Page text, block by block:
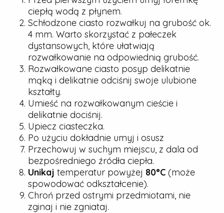
ciepłą wodą z płynem.
Schłodzone ciasto rozwałkuj na grubość ok.
4 mm. Warto skorzystać z pałeczek
dystansowych, które ułatwiają
rozwałkowanie na odpowiednią grubość.
Rozwałkowane ciasto posyp delikatnie
mąką i delikatnie odciśnij swoje ulubione
kształty.
Umieść na rozwałkowanym cieście i
delikatnie dociśnij.
Upiecz ciasteczka.
Po użyciu dokładnie umyj i osusz
Przechowuj w suchym miejscu, z dala od
bezpośredniego źródła ciepła.
Unikaj temperatur powyżej 80°C (może
spowodować odkształcenie).
Chroń przed ostrymi przedmiotami, nie
zginaj i nie zgniataj.